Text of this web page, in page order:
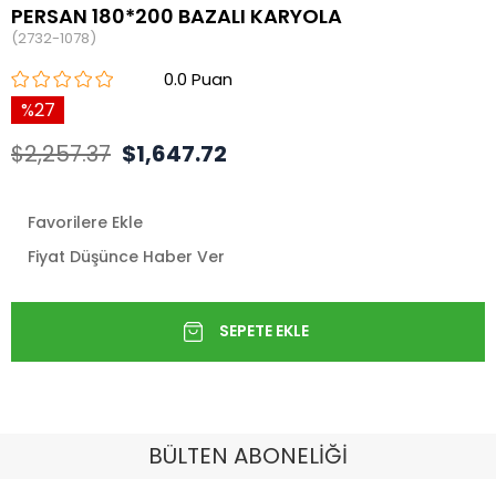
PERSAN 180*200 BAZALI KARYOLA
(2732-1078)
0.0
27
$2,257.37 $1,647.72
Favorilere Ekle
Fiyat Düşünce Haber Ver
BÜLTEN ABONELİĞİ